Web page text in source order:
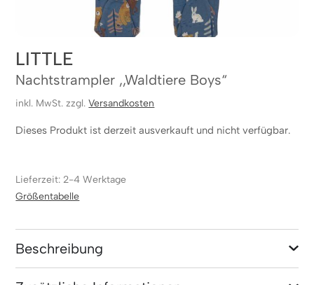
LITTLE
Nachtstrampler ,,Waldtiere Boys“
inkl. MwSt. zzgl.Versandkosten
Dieses Produkt ist derzeit ausverkauft und nicht verfügbar.
Lieferzeit: 2-4 Werktage
Größentabelle
Beschreibung